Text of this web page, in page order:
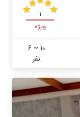
1
ویژه
6 ~ 10
نفر